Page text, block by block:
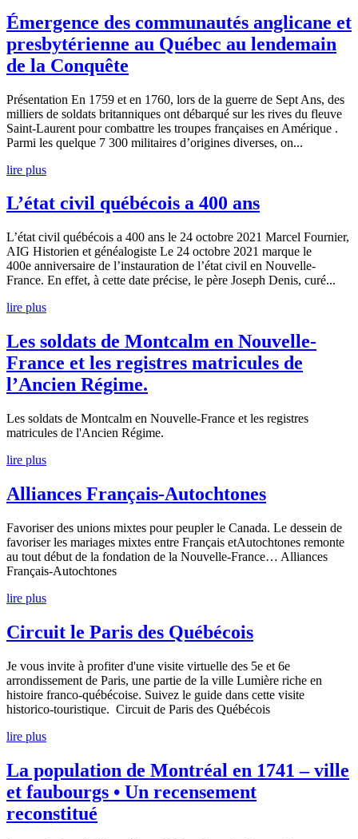
Émergence des communautés anglicane et
presbytérienne au Québec au lendemain
de la Conquête
Présentation En 1759 et en 1760, lors de la guerre de Sept Ans, des
milliers de soldats britanniques ont débarqué sur les rives du fleuve
Saint-Laurent pour combattre les troupes françaises en Amérique .
Parmi les quelque 7 300 militaires d’origines diverses, on...
lire plus
L’état civil québécois a 400 ans
L’état civil québécois a 400 ans le 24 octobre 2021 Marcel Fournier,
AIG Historien et généalogiste Le 24 octobre 2021 marque le
400e anniversaire de l’instauration de l’état civil en Nouvelle-
France. En effet, à cette date précise, le père Joseph Denis, curé...
lire plus
Les soldats de Montcalm en Nouvelle-
France et les registres matricules de
l’Ancien Régime.
Les soldats de Montcalm en Nouvelle-France et les registres
matricules de l'Ancien Régime.
lire plus
Alliances Français-Autochtones
Favoriser des unions mixtes pour peupler le Canada. Le dessein de
favoriser les mariages mixtes entre Français etAutochtones remonte
au tout début de la fondation de la Nouvelle-France… Alliances
Français-Autochtones
lire plus
Circuit le Paris des Québécois
Je vous invite à profiter d'une visite virtuelle des 5e et 6e
arrondissement de Paris, une partie de la ville Lumière riche en
histoire franco-québécoise. Suivez le guide dans cette visite
historico-touristique. Circuit de Paris des Québécois
lire plus
La population de Montréal en 1741 – ville
et faubourgs • Un recensement
reconstitué